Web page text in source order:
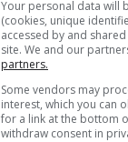
Your personal data will
(cookies, unique
accessed by and
site. We and our
partners.
Some vendors may
interest, which you can
for a link at the bottom
withdraw consent in